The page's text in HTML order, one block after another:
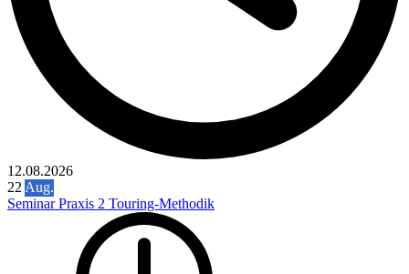
12.08.2026
22 Aug.
Seminar Praxis 2 Touring-Methodik